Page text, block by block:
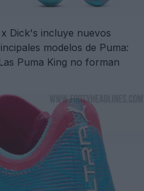
Dick's incluye nuevos
modelos de Puma:
Puma King no forman